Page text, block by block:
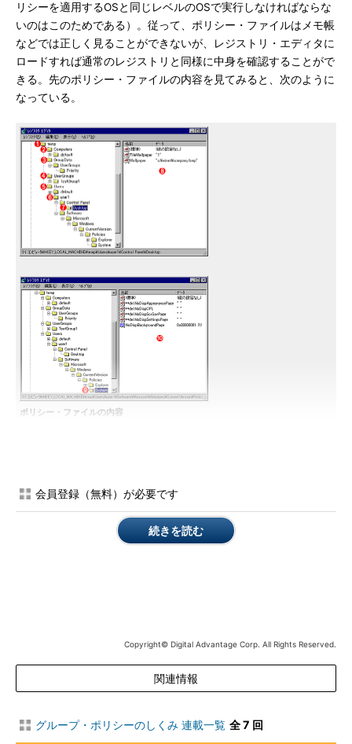
リシーを適用するOSと同じレベルのOSで実行しなければならな
いのはこのためである）。従って、ポリシー・ファイルはメモ帳
などでは正しく見ることができないが、レジストリ・エディタに
ロードすれば通常のレジストリと同様に中身を確認することがで
きる。先のポリシー・ファイルの内容を見てみると、次のように
なっている。
ポリシー・ファイルの内容
定するレジストリ・キーと同じキーに、設定また
は削除するレジストリ値が記されている。レジス
トリ・キーとそこに設定する値は、ポリシー・テ
ンプレートによる定義と一致している。
れるときに、どのグループに対するポリシーを優
（4）グループに適用されるポリシー。ここでは
TestGroup1というグループに対するポリシーだけ
があることが分かる。
は、ユーザーにデフォルトで適用されるポリシー
会員登録（無料）が必要です
続きを読む
Copyright© Digital Advantage Corp. All Rights Reserved.
関連情報
グループ・ポリシーのしくみ 連載一覧 全 7 回